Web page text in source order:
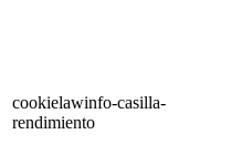
cookielawinfo-casilla-
rendimiento